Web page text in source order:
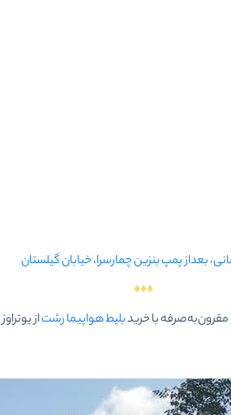
بعداز پمپ بنزین چمارسرا، خیابان گیلستان
♦♦♦
با خریدبلیط هواپیما رشتاز یوتراوز